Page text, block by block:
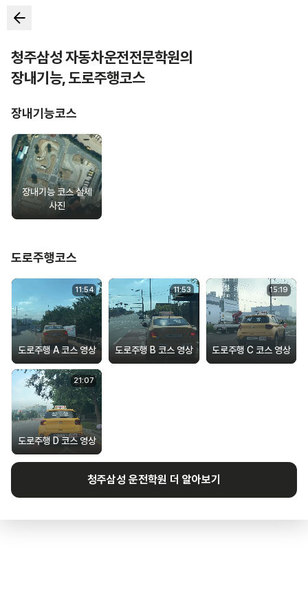
청주삼성 자동차운전전문학원의
장내기능,도로주행코스
장내기능코스
장내기능 코스 실제
사진
도로주행코스
11:54
도로주행 A 코스 영상
11:53
도로주행 B 코스 영상
15:19
도로주행 C 코스 영상
21:07
도로주행 D 코스 영상
청주삼성 운전학원 더 알아보기